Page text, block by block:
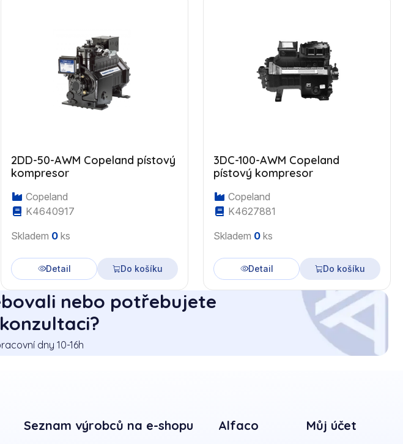
2DD-50-AWM Copeland pístový
kompresor
Copeland
K4640917
Skladem 0 ks
Detail Do košíku
3DC-100-AWM Copeland
pístový kompresor
Copeland
K4627881
Skladem 0 ks
Detail Do košíku
nebo potřebujete
dny 10-16h
Seznam výrobců na e-shopu Alfaco Můj účet